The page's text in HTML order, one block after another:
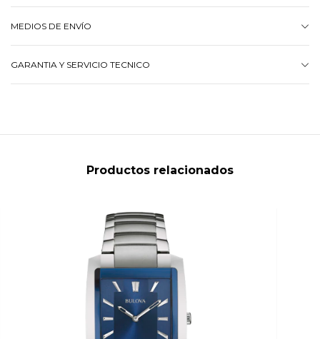
MEDIOS DE ENVÍO
GARANTIA Y SERVICIO TECNICO
Productos relacionados